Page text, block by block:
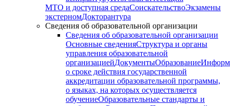
МТО и доступная средаСоискательствоЭкзамены
экстерномДокторантура
Сведения об образовательной организации
Сведения об образовательной организации
Основные сведенияСтруктура и органы
управления образовательной
организациейДокументыОбразование
о сроке действия государственной
аккредитации образовательной программы,
о языках, на которых осуществляется
обучениеОбразовательные стандарты и